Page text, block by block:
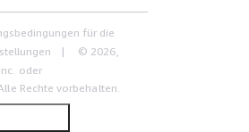
für die
© 2026,
oder
Rechte vorbehalten.